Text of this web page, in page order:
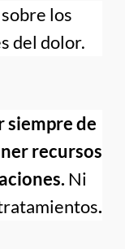
sobre los
del dolor.
siempre de
recursos
Ni
.